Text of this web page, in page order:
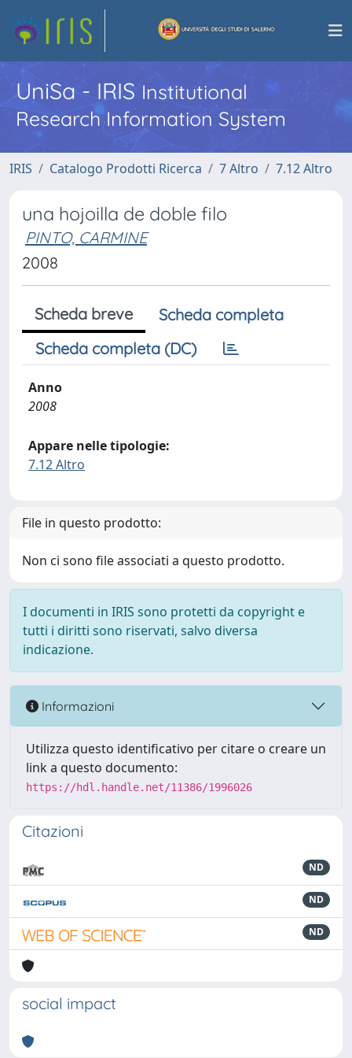
UniSa - IRISInstitutional
Research Information System
IRIS Catalogo Prodotti Ricerca 7 Altro 7.12 Altro
una hojoilla de doble filo
PINTO, CARMINE
2008
Scheda breve
Scheda completa
Scheda completa (DC)
Anno
2008
Appare nelle tipologie:
7.12 Altro
File in questo prodotto:
Non ci sono file associati a questo prodotto.
I documenti in IRIS sono protetti da copyright e
tutti i diritti sono riservati, salvo diversa
indicazione.
Informazioni
Utilizza questo identificativo per citare o creare un
link a questo documento:
https://hdl.handle.net/11386/1996026
Citazioni
ND
ND
ND
social impact